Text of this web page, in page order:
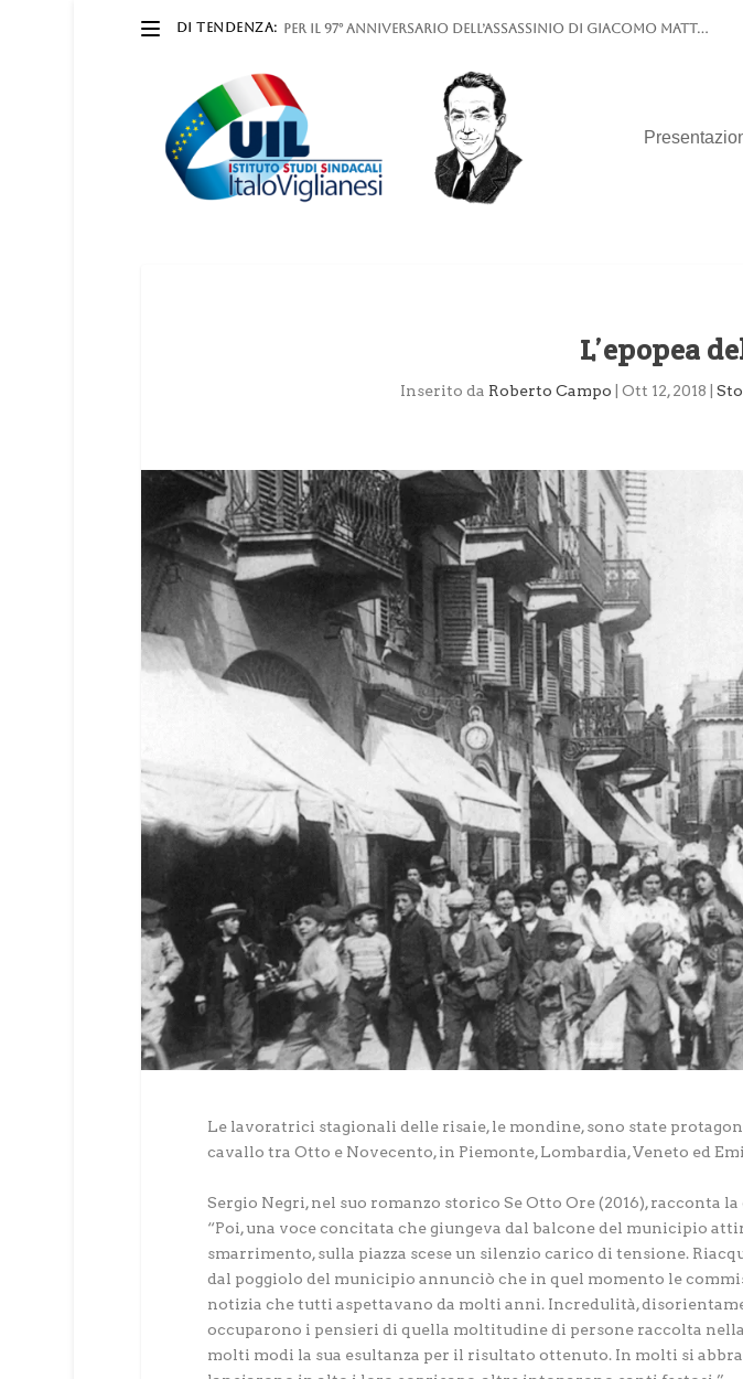
DI TENDENZA: Per il 97° anniversario dell’assassinio di Giacomo Matt...
L’epopea
Inserito da Roberto Campo Ott 12, 2018
Le lavoratrici stagionali delle risaie, le mondine, sono state
cavallo tra Otto e Novecento, in Piemonte, Lombardia, Veneto ed
Sergio Negri, nel suo romanzo storico Se Otto Ore (2016), racconta
“Poi, una voce concitata che giungeva dal balcone del municipio
smarrimento, sulla piazza scese un silenzio carico di tensione.
dal poggiolo del municipio annunciò che in quel momento le
notizia che tutti aspettavano da molti anni. Incredulità,
occuparono i pensieri di quella moltitudine di persone raccolta
molti modi la sua esultanza per il risultato ottenuto. In molti si